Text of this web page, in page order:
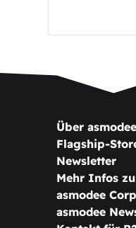
Über asmodee
Flagship-
Newsletter
Mehr Infos
asmodee
asmodee